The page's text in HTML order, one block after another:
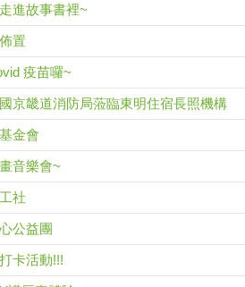
進故事書裡~
置
疫苗囉~
京畿道消防局蒞臨東明住宿長照機構
金會
音樂會~
社
公益團
卡活動!!!